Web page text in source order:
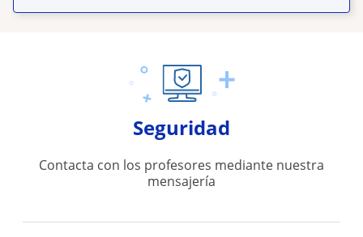
Seguridad
Contacta con los profesores mediante nuestra
mensajería